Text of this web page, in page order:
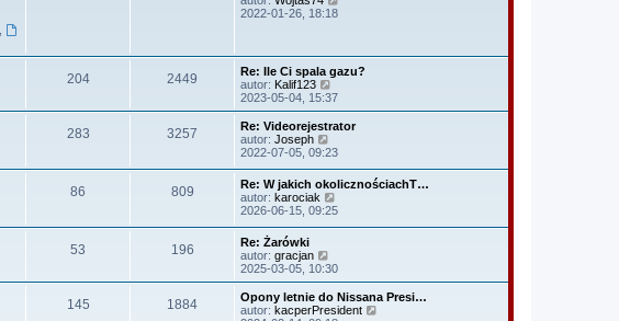
y
p
t
o
y
p
s
t
e
a
j
n
o
w
s
z
y
p
o
s
t
t
a
j
w
s
2022-01-26, 18:18
204 2449
Re: Ile Ci spala gazu?
autor: Kalif123
y
ś
w
e
l
n
a
j
n
s
z
y
p
2023-05-04, 15:37
283 3257
Re: Videorejestrator
autor: Joseph
y
w
i
e
t
l
j
n
o
w
2022-07-05, 09:23
86 809
Re: W jakich okolicznościachT…
autor: karociak
y
e
t
l
n
a
2026-06-15, 09:25
53 196
Re: Żarówki
autor: gracjan
y
ś
w
i
2025-03-05, 10:30
145 1884
Opony letnie do Nissana Presi…
autor: kacperPresident